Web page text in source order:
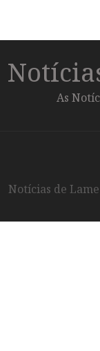
As
Notícias de